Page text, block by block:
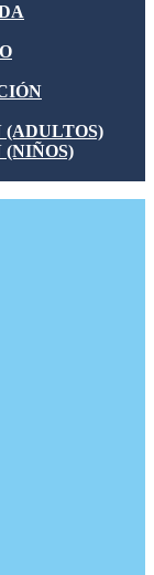
(ADULTOS)
(NIÑOS)